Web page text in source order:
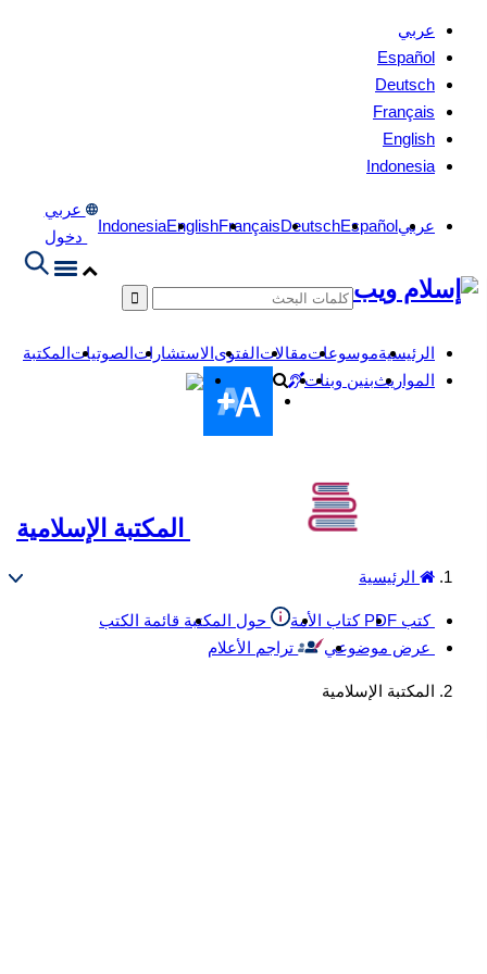
عربي
Español
Deutsch
Français
English
Indonesia
عربي
عربيEspañol
Deutsch
Français
English
Indonesia
دخول
الرئيسيةموسوعاتمقالاتالفتوىالاستشاراتالصوتياتالمكتبة
المواريثبنين وبنات
المكتبة الإسلامية
كتب PDF كتاب الأمة حول المكتبة قائمة الكتب
عرض موضوعي
تراجم الأعلام
الرئيسية
المكتبة الإسلامية